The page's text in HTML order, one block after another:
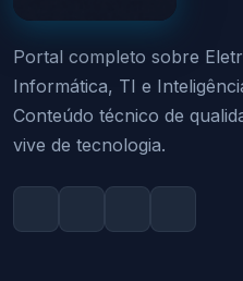
Portal completo sobre
Informática, TI e
Conteúdo técnico de
vive de tecnologia.